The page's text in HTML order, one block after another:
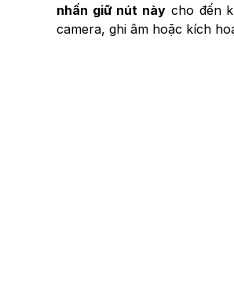
nhấn giữ nút này cho đến
camera, ghi âm hoặc kích